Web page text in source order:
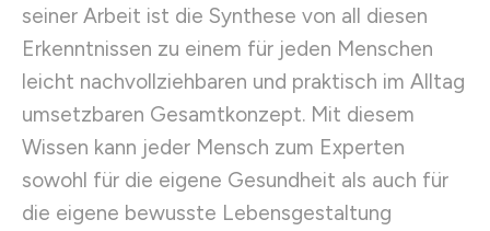
seiner Arbeit ist die Synthese von all diesen
Erkenntnissen zu einem für jeden Menschen
leicht nachvollziehbaren und praktisch im Alltag
umsetzbaren Gesamtkonzept. Mit diesem
Wissen kann jeder Mensch zum Experten
sowohl für die eigene Gesundheit als auch für
die eigene bewusste Lebensgestaltung